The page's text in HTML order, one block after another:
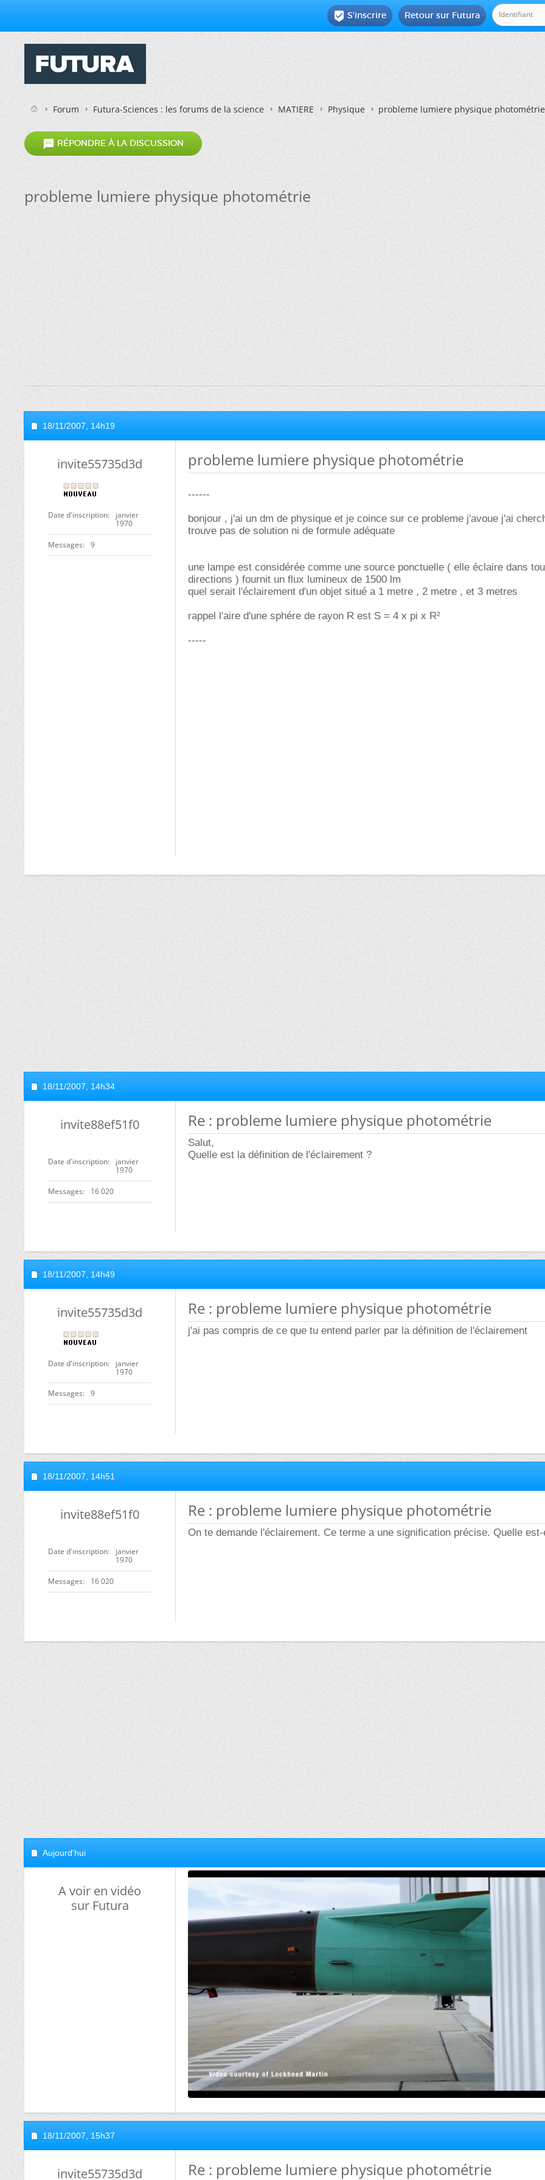
Retour sur Futura
 S'inscrire
Forum Futura-Sciences : les forums de la science MATIERE Physique probleme lumiere physique photométrie
 RÉPONDRE À LA DISCUSSION
probleme lumiere physique photométrie
18/11/2007, 14h19
invite55735d3d
Date d'inscription
janvier
1970
Messages 9
probleme lumiere physique photométrie
------
bonjour , j'ai un dm de physique et je coince sur ce probleme j'avoue j'ai
trouve pas de solution ni de formule adéquate
une lampe est considérée comme une source ponctuelle ( elle éclaire dans
directions ) fournit un flux lumineux de 1500 lm
quel serait l'éclairement d'un objet situé a 1 metre , 2 metre , et 3 metres
rappel l'aire d'une sphére de rayon R est S = 4 x pi x R²
-----
18/11/2007, 14h34
invite88ef51f0
Date d'inscription
janvier
1970
Messages 16 020
Re : probleme lumiere physique photométrie
Salut,
Quelle est la définition de l'éclairement ?
18/11/2007, 14h49
invite55735d3d
Date d'inscription
janvier
1970
Messages 9
Re : probleme lumiere physique photométrie
j'ai pas compris de ce que tu entend parler par la définition de l'éclairement
18/11/2007, 14h51
invite88ef51f0
Date d'inscription
janvier
1970
Messages 16 020
Re : probleme lumiere physique photométrie
On te demande l'éclairement. Ce terme a une signification précise. Quelle
Aujourd'hui
A voir en vidéo
sur Futura
18/11/2007, 15h37
invite55735d3d Re : probleme lumiere physique photométrie